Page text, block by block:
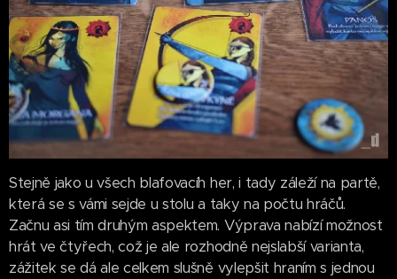
Stejně jako u všech blafovacíh her, i tady záleží na partě,
která se s vámi sejde u stolu a taky na počtu hráčů.
Začnu asi tím druhým aspektem. Výprava nabízí možnost
hrát ve čtyřech, což je ale rozhodně nejslabší varianta,
zážitek se dá ale celkem slušně vylepšit hraním s jednou